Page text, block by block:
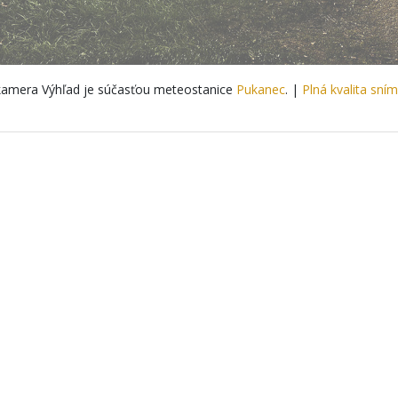
Výhľad je súčasťou meteostanice Pukanec. | Plná kvalita